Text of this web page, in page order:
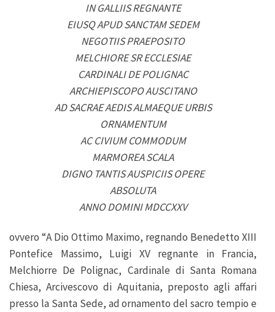
IN GALLIIS REGNANTE
EIUSQ APUD SANCTAM SEDEM
NEGOTIIS PRAEPOSITO
MELCHIORE SR ECCLESIAE
CARDINALI DE POLIGNAC
ARCHIEPISCOPO AUSCITANO
AD SACRAE AEDIS ALMAEQUE URBIS
ORNAMENTUM
AC CIVIUM COMMODUM
MARMOREA SCALA
DIGNO TANTIS AUSPICIIS OPERE
ABSOLUTA
ANNO DOMINI MDCCXXV
ovvero “A Dio Ottimo Maximo, regnando Benedetto XIII
Pontefice Massimo, Luigi XV regnante in Francia,
Melchiorre De Polignac, Cardinale di Santa Romana
Chiesa, Arcivescovo di Aquitania, preposto agli affari
presso la Santa Sede, ad ornamento del sacro tempio e